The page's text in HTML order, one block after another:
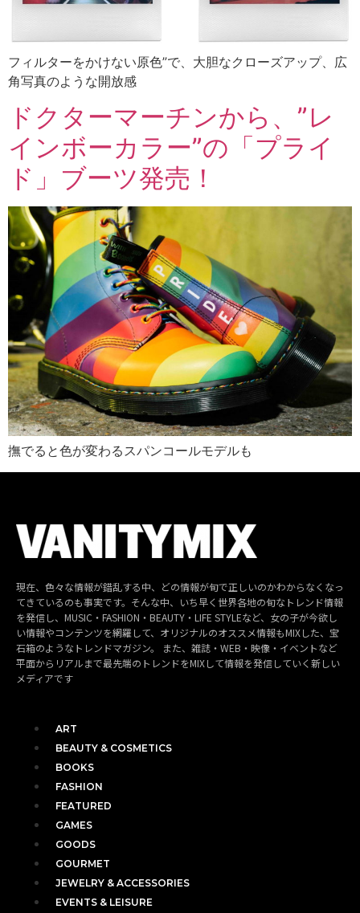
フィルターをかけない原色”で、大胆なクローズアップ、広
角写真のような開放感
ドクターマーチンから、”レ
インボーカラー”の「プライ
ド」ブーツ発売！
撫でると色が変わるスパンコールモデルも
現在、色々な情報が錯乱する中、どの情報が旬で正しいのかわからなくなっ
てきているのも事実です。そんな中、いち早く世界各地の旬なトレンド情報
を発信し、MUSIC・FASHION・BEAUTY・LIFE STYLEなど、女の子が今欲し
い情報やコンテンツを網羅して、オリジナルのオススメ情報もMIXした、宝
石箱のようなトレンドマガジン。 また、雑誌・WEB・映像・イベントなど
平面からリアルまで最先端のトレンドをMIXして情報を発信していく新しい
メディアです
ART
BEAUTY & COSMETICS
BOOKS
FASHION
FEATURED
GAMES
GOODS
GOURMET
JEWELRY & ACCESSORIES
EVENTS & LEISURE